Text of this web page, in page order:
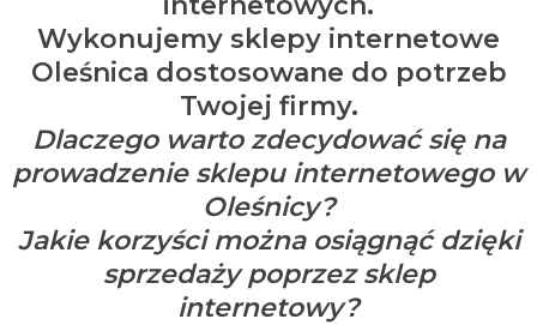
Wykonujemy sklepy internetowe
Oleśnica dostosowane do potrzeb
Twojej firmy.
Dlaczego warto zdecydować się na
prowadzenie sklepu internetowego w
Oleśnicy?
Jakie korzyści można osiągnąć dzięki
sprzedaży poprzez sklep
internetowy?